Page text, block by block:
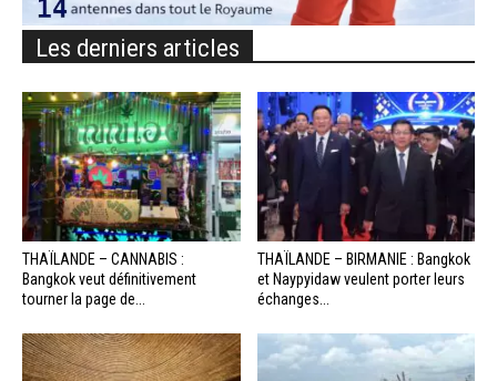
Les derniers articles
THAÏLANDE – CANNABIS :
Bangkok veut définitivement
tourner la page de...
THAÏLANDE – BIRMANIE : Bangkok
et Naypyidaw veulent porter leurs
échanges...